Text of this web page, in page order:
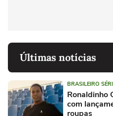
Últimas notícias
BRASILEIRO
Ronaldinho
com
roupas